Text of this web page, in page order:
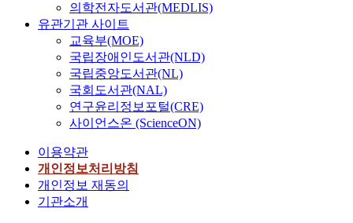
의학전자도서관(MEDLIS)
유관기관 사이트
교육부(MOE)
국립장애인도서관(NLD)
국립중앙도서관(NL)
국회도서관(NAL)
연구윤리정보포털(CRE)
사이언스온 (ScienceON)
이용약관
개인정보처리방침
개인정보 재동의
기관소개